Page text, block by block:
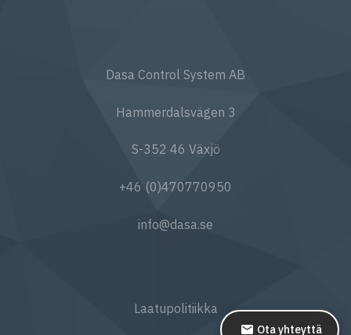
Dasa Control System AB
Hammerdalsvägen 3
S-352 46 Växjö
+46 (0)470770950
info@dasa.se
Laatupolitiikka
Ota yhteyttä